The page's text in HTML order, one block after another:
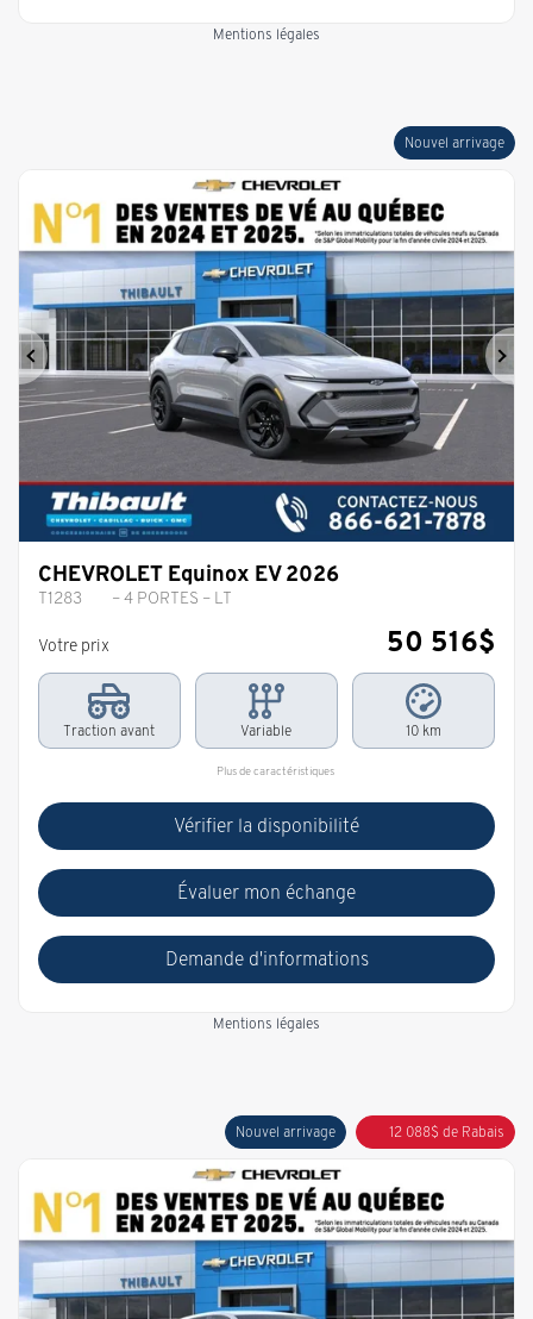
Mentions légales
Nouvel arrivage
Précédent
CHEVROLET Equinox EV 2026
T1283 – 4 PORTES – LT
Votre prix 50 516$
Traction avant Variable 10 km
Plus de caractéristiques
Vérifier la disponibilité
Évaluer mon échange
Demande d'informations
Mentions légales
Nouvel arrivage 12 088$ de Rabais